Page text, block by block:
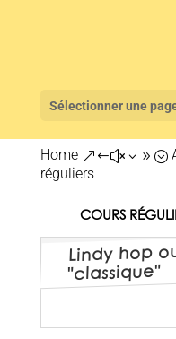
Sélectionner une
Home &#x39;
réguliers
COURS
Lindy hop
"classique"